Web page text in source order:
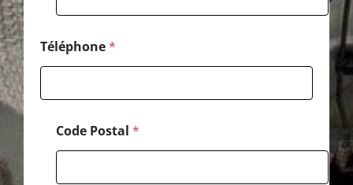
Téléphone*
e
Code Postal *